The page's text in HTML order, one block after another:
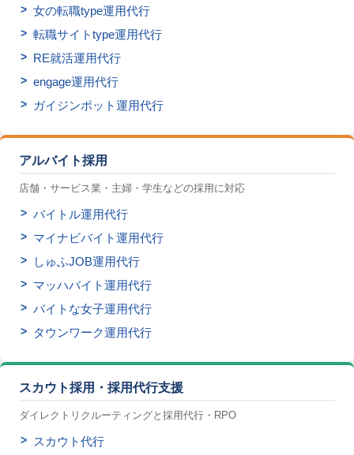
女の転職type運用代行
転職サイトtype運用代行
RE就活運用代行
engage運用代行
ガイジンポット運用代行
アルバイト採用
店舗・サービス業・主婦・学生などの採用に対応
バイトル運用代行
マイナビバイト運用代行
しゅふJOB運用代行
マッハバイト運用代行
バイトな女子運用代行
タウンワーク運用代行
スカウト採用・採用代行支援
ダイレクトリクルーティングと採用代行・RPO
スカウト代行